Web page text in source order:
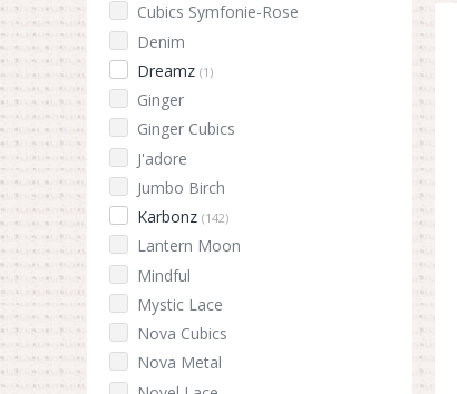
Cubics Symfonie-Rose
Denim
Dreamz (1)
Ginger
Ginger Cubics
J'adore
Jumbo Birch
Karbonz (142)
Lantern Moon
Mindful
Mystic Lace
Nova Cubics
Nova Metal